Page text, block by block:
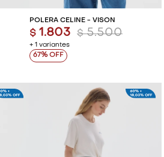
POLERA CELINE - VISON
+ 1 variantes
$ 1.803 $ 5.500
67